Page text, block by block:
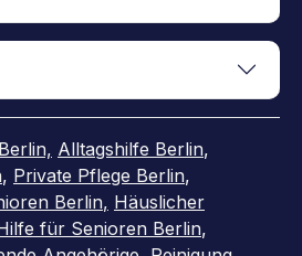
Alltagshilfe Berlin,
, Private Pflege Berlin,
Berlin, Häuslicher
für Senioren Berlin,